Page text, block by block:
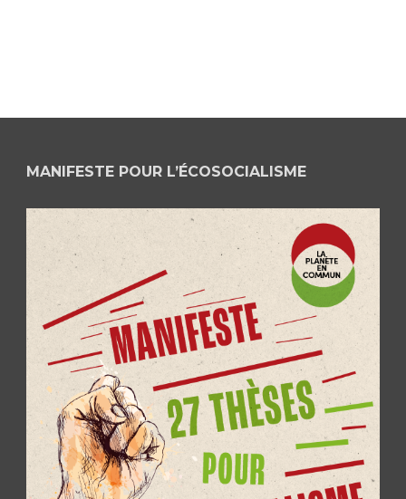
MANIFESTE POUR L’ÉCOSOCIALISME